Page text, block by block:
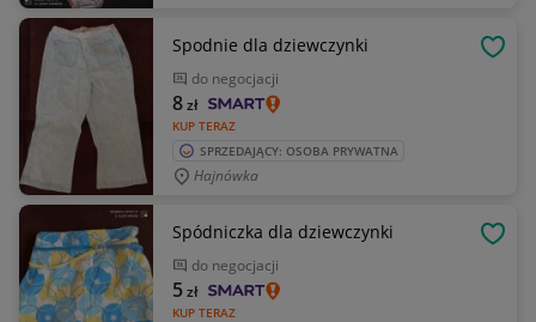
Spodnie dla dziewczynki
do negocjacji
KUP TERAZ
8zł
SPRZEDAJĄCY: OSOBA PRYWATNA
Hajnówka
Spódniczka dla dziewczynki
do negocjacji
KUP TERAZ
5zł